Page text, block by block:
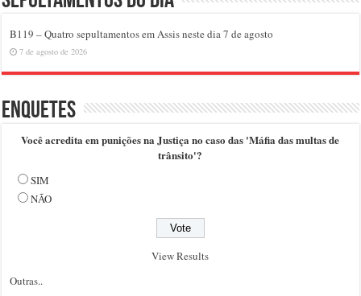
B119 – Quatro sepultamentos em Assis neste dia 7 de agosto
7 de agosto de 2026
Enquetes
Você acredita em punições na Justiça no caso das 'Máfia das multas de
trânsito'?
SIM
NÃO
View Results
Outras..